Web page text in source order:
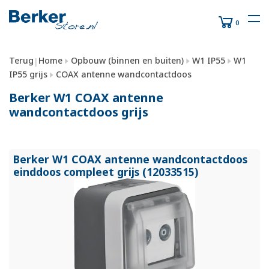
0
Terug | Home Opbouw (binnen en buiten) W1 IP55
W1
IP55 grijs
COAX antenne wandcontactdoos
Berker W1 COAX antenne
wandcontactdoos grijs
Berker W1 COAX antenne wandcontactdoos
einddoos compleet grijs (12033515)